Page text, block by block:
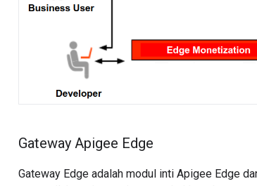
Gateway Apigee Edge
Gateway Edge adalah modul inti Apigee Edge